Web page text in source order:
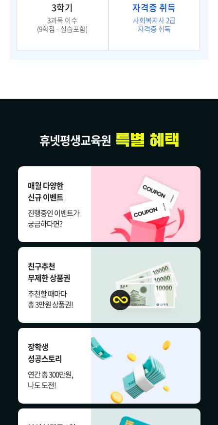
3학기
3과목 이수
(9학점 - 실습포함)
자격증 취득
사회복지사 2급
자격증 취득
휴넷평생교육원
매월 다양한
신규 이벤트
진행중인 이벤트가
궁금하다면?
친구추천
무제한 상품권
추천할 때마다
총 3만원 상품권!
장학생
성공스토리
연간 총 300만원,
나도 도전!